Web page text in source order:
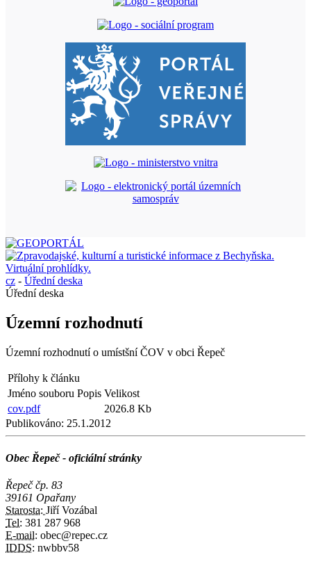
cz - Úřední deska
Úřední deska
Územní rozhodnutí
Územní rozhodnutí o umístšní ČOV v obci Řepeč
Přílohy k článku
Jméno souboru Popis Velikost
cov.pdf
2026.8 Kb
Publikováno: 25.1.2012
Obec Řepeč - oficiální stránky
Řepeč čp. 83
39161 Opařany
Starosta: Jiří Vozábal
Tel: 381 287 968
E-mail: obec@repec.cz
IDDS: nwbbv58